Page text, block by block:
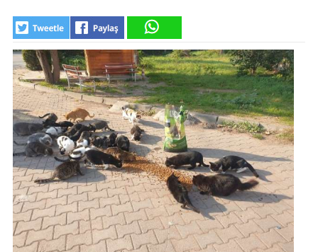
EKONOMİ
BELEDİYELER
SAĞLIK
SİYASET
EĞİTİM
GALERİ
VİDEO
YAZARLAR